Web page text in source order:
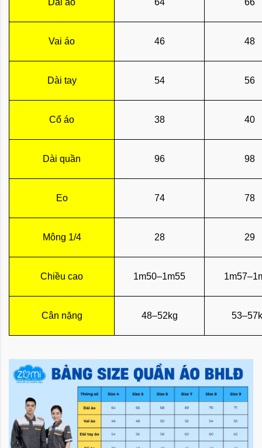
Dài áo 64 66
Vai áo 46 48
Dài tay 54 56
Cổ áo 38 40
Dài quần 96 98
Eo 74 78
Mông 1/4 28 29
Chiều cao 1m50–1m55
Cân nặng 48–52kg